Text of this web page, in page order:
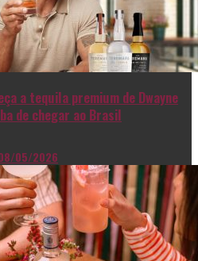
a tequila premium de Dwayne
de chegar ao Brasil
05/2026